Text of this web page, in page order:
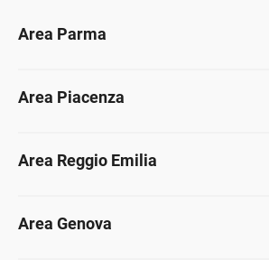
Area Parma
Area Piacenza
Area Reggio Emilia
Area Genova